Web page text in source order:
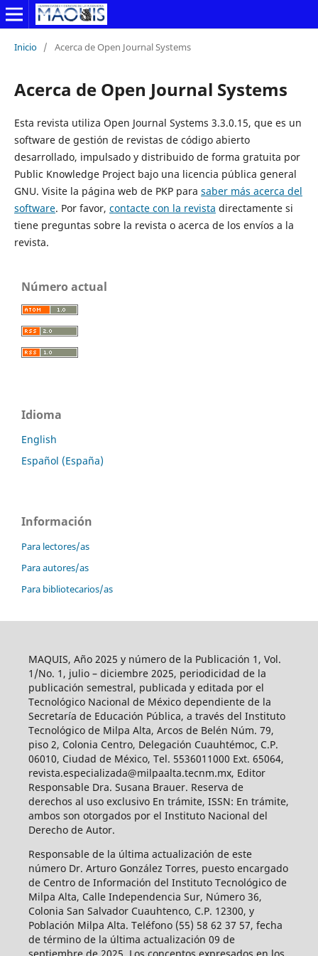
Inicio / Acerca de Open Journal Systems
Acerca de Open Journal Systems
Esta revista utiliza Open Journal Systems 3.3.0.15, que es un
software de gestión de revistas de código abierto
desarrollado, impulsado y distribuido de forma gratuita por
Public Knowledge Project bajo una licencia pública general
GNU. Visite la página web de PKP para saber más acerca del
software. Por favor, contacte con la revista directamente si
tiene preguntas sobre la revista o acerca de los envíos a la
revista.
Número actual
Idioma
English
Español (España)
Información
Para lectores/as
Para autores/as
Para bibliotecarios/as
MAQUIS, Año 2025 y número de la Publicación 1, Vol.
1/No. 1, julio – diciembre 2025, periodicidad de la
publicación semestral, publicada y editada por el
Tecnológico Nacional de México dependiente de la
Secretaría de Educación Pública, a través del Instituto
Tecnológico de Milpa Alta, Arcos de Belén Núm. 79,
piso 2, Colonia Centro, Delegación Cuauhtémoc, C.P.
06010, Ciudad de México, Tel. 5536011000 Ext. 65064,
revista.especializada@milpaalta.tecnm.mx, Editor
Responsable Dra. Susana Brauer. Reserva de
derechos al uso exclusivo En trámite, ISSN: En trámite,
ambos son otorgados por el Instituto Nacional del
Derecho de Autor.
Responsable de la última actualización de este
número Dr. Arturo González Torres, puesto encargado
de Centro de Información del Instituto Tecnológico de
Milpa Alta, Calle Independencia Sur, Número 36,
Colonia San Salvador Cuauhtenco, C.P. 12300, y
Población Milpa Alta. Teléfono (55) 58 62 37 57, fecha
de término de la última actualización 09 de
septiembre de 2025. Los conceptos expresados en los